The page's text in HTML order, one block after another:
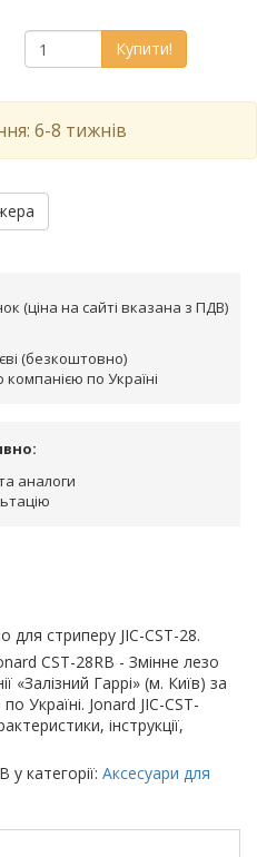
Купити!
6-8 тижнів
(ціна на сайті вказана з ПДВ)
(безкоштовно)
по Україні
аналоги
для стриперу JIC-CST-28.
CST-28RB - Змінне лезо
«Залізний Гаррі» (м. Київ) за
Україні. Jonard JIC-CST-
інструкції,
у категорії: Аксесуари для